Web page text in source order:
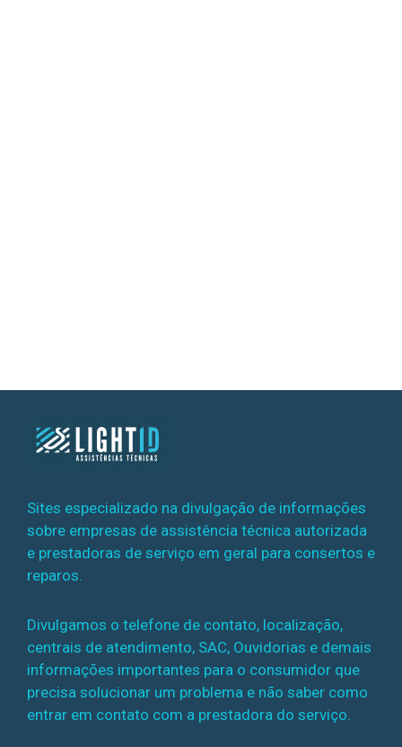
Sites especializado na divulgação de informações
sobre empresas de assistência técnica autorizada
e prestadoras de serviço em geral para consertos e
reparos.
Divulgamos o telefone de contato, localização,
centrais de atendimento, SAC, Ouvidorias e demais
informações importantes para o consumidor que
precisa solucionar um problema e não saber como
entrar em contato com a prestadora do serviço.